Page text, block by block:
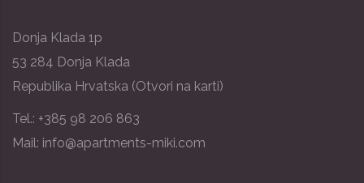
Donja Klada 1p
53 284 Donja Klada
Republika Hrvatska (Otvori na karti)
Tel.: +385 98 206 863
Mail: info@apartments-miki.com